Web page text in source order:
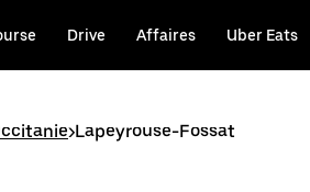
Drive Affaires Uber Eats
>Lapeyrouse-Fossat